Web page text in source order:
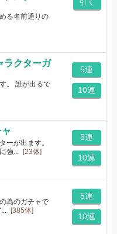
る名前通りの
ラクターガ
。 誰が出るで
5連
10連
ーが出ます。
強...
[23体]
5連
10連
為のガチャで
[385体]
5連
10連